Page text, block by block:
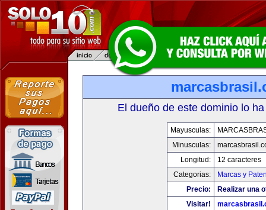
El dueño de este dominio lo
Mayusculas:
Minusculas:
Longitud:
12 caracteres
Categorias:
Marcas y
Precio:
Realizar una
Visitar!